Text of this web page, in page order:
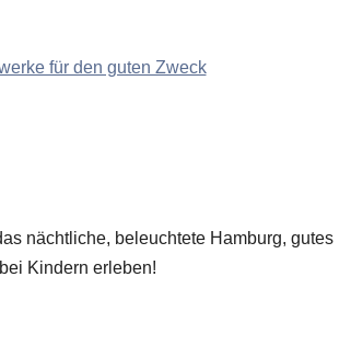
für den guten Zweck
nächtliche, beleuchtete Hamburg, gutes
Kindern erleben!